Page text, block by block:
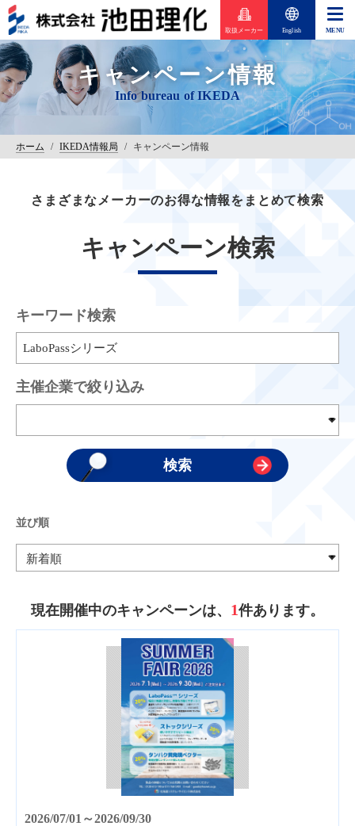
取扱メーカー English
キャンペーン情報
ホーム / IKEDA情報局 / キャンペーン情報
さまざまなメーカーのお得な情報をまとめて検索
キャンペーン検索
キーワード検索
主催企業で絞り込み
並び順
現在開催中のキャンペーンは、 1件あります。
2026/07/01～2026/09/30